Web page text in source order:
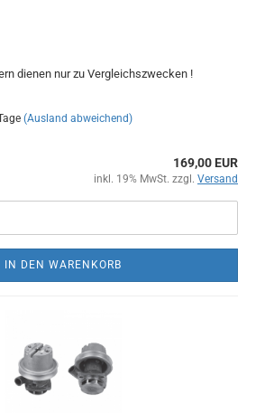
dienen nur zu Vergleichszwecken !
(Ausland abweichend)
169,00 EUR
inkl. 19% MwSt. zzgl. Versand
IN DEN WARENKORB